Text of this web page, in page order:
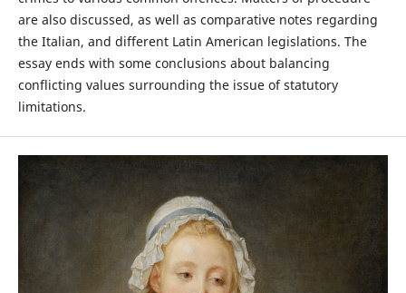
are also discussed, as well as comparative notes regarding
the Italian, and different Latin American legislations. The
essay ends with some conclusions about balancing
conflicting values surrounding the issue of statutory
limitations.